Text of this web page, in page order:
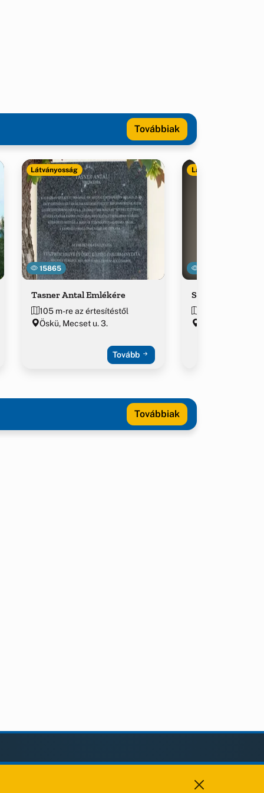
Továbbiak
15865
Látványosság
Tasner Antal Emlékére
105 m-re az értesítéstől
Öskü, Mecset u. 3.
Tovább
Látványosság
Szent Anna
Továbbiak
KAPCSOLAT